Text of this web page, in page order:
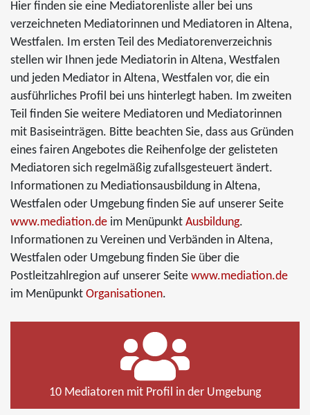
Hier finden sie eine Mediatorenliste aller bei uns
verzeichneten Mediatorinnen und Mediatoren in Altena,
Westfalen. Im ersten Teil des Mediatorenverzeichnis
stellen wir Ihnen jede Mediatorin in Altena, Westfalen
und jeden Mediator in Altena, Westfalen vor, die ein
ausführliches Profil bei uns hinterlegt haben. Im zweiten
Teil finden Sie weitere Mediatoren und Mediatorinnen
mit Basiseinträgen. Bitte beachten Sie, dass aus Gründen
eines fairen Angebotes die Reihenfolge der gelisteten
Mediatoren sich regelmäßig zufallsgesteuert ändert.
Informationen zu Mediationsausbildung in Altena,
Westfalen oder Umgebung finden Sie auf unserer Seite
www.mediation.de im Menüpunkt Ausbildung.
Informationen zu Vereinen und Verbänden in Altena,
Westfalen oder Umgebung finden Sie über die
Postleitzahlregion auf unserer Seite www.mediation.de
im Menüpunkt Organisationen.
10 Mediatoren mit Profil in der Umgebung